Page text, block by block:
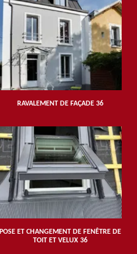
RAVALEMENT DE FAÇADE 36
POSE ET CHANGEMENT DE FENÊTRE DE
TOIT ET VELUX 36